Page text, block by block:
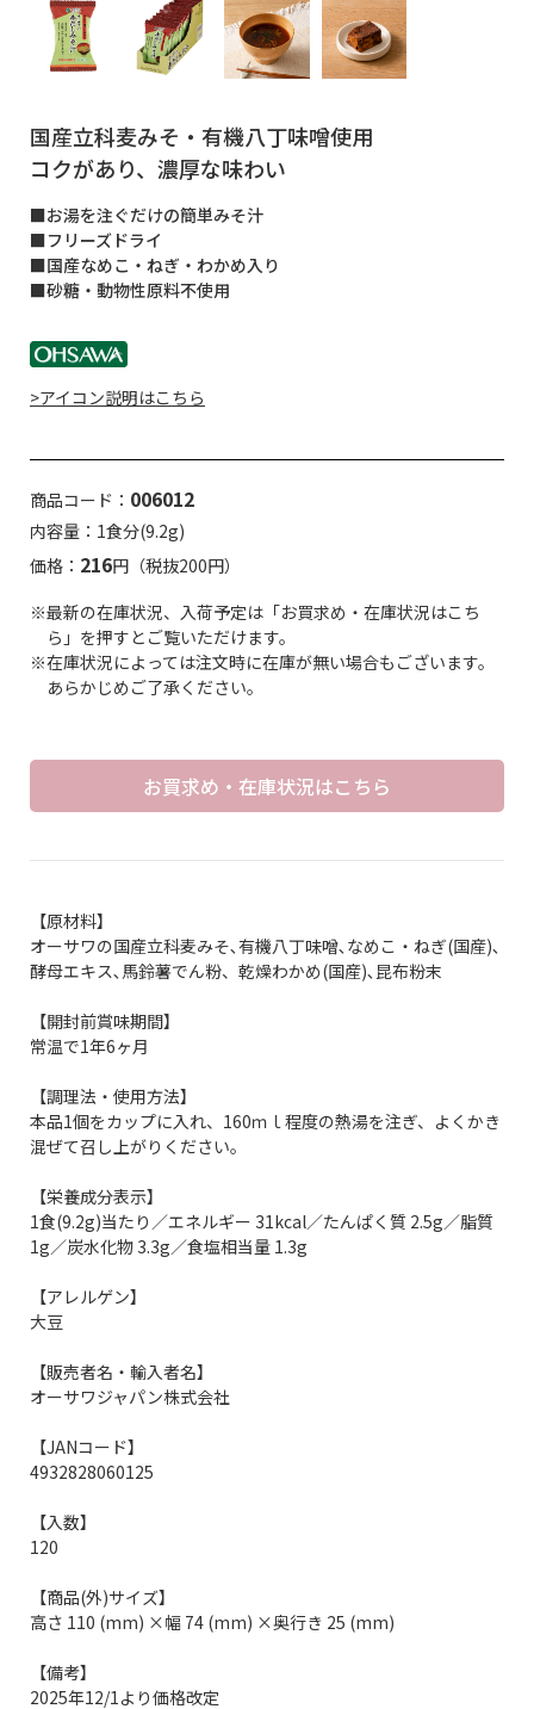
国産立科麦みそ・有機八丁味噌使用
コクがあり、濃厚な味わい
■お湯を注ぐだけの簡単みそ汁
■フリーズドライ
■国産なめこ・ねぎ・わかめ入り
■砂糖・動物性原料不使用
>アイコン説明はこちら
商品コード： 006012
内容量：1食分(9.2g)
価格： 216円（税抜200円）
※最新の在庫状況、入荷予定は「お買求め・在庫状況はこち
ら」を押すとご覧いただけます。
※在庫状況によっては注文時に在庫が無い場合もございます。
あらかじめご了承ください。
お買求め・在庫状況はこちら
【原材料】
オーサワの国産立科麦みそ､有機八丁味噌､なめこ・ねぎ(国産)､
酵母エキス､馬鈴薯でん粉、乾燥わかめ(国産)､昆布粉末
【開封前賞味期間】
常温で1年6ヶ月
【調理法・使用方法】
本品1個をカップに入れ、160ｍｌ程度の熱湯を注ぎ、よくかき
混ぜて召し上がりください。
【栄養成分表示】
1食(9.2g)当たり／エネルギー 31kcal／たんぱく質 2.5g／脂質
1g／炭水化物 3.3g／食塩相当量 1.3g
【アレルゲン】
大豆
【販売者名・輸入者名】
オーサワジャパン株式会社
【JANコード】
4932828060125
【入数】
120
【商品(外)サイズ】
高さ 110 (mm) ×幅 74 (mm) ×奥行き 25 (mm)
【備考】
2025年12/1より価格改定